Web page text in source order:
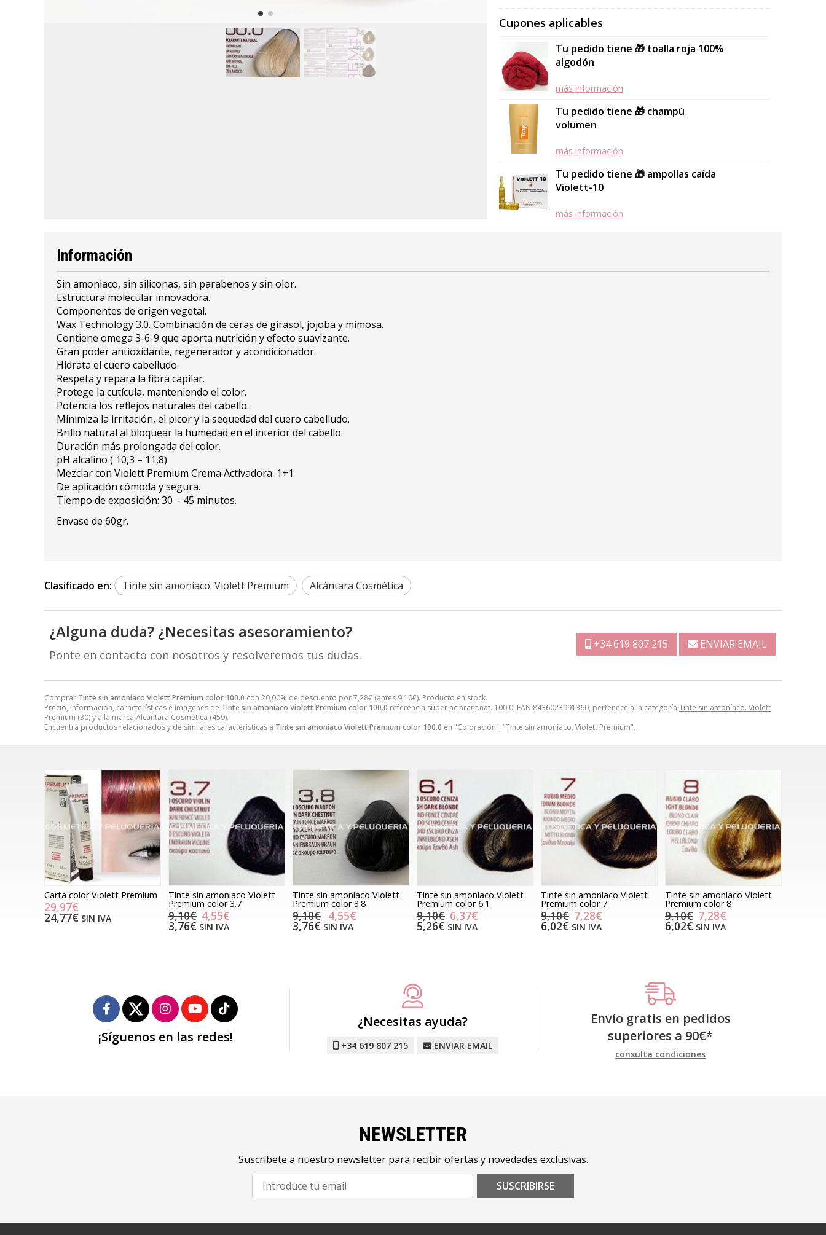
Cupones aplicables
Tu pedido tiene 🎁 toalla roja 100%
algodón
más información
Tu pedido tiene 🎁 champú
volumen
más información
Tu pedido tiene 🎁 ampollas caída
Violett-10
más información
Comprar Tinte sin amoníaco Violett Premium color 100.0 con 20,00% de descuento por7,28€ (antes 9,10€). Producto en stock.
Precio, información, características e imágenes de Tinte sin amoníaco Violett Premium color 100.0 referencia super aclarant.nat. 100.0, EAN 8436023991360, pertenece a la categoría Tinte sin amoníaco. Violett
Premium (30) y a la marca Alcántara Cosmética (459).
Encuentra productos relacionados y de similares características a Tinte sin amoníaco Violett Premium color 100.0 en "Coloración", "Tinte sin amoníaco. Violett Premium".
Información
Sin amoniaco, sin siliconas, sin parabenos y sin olor.
Estructura molecular innovadora.
Componentes de origen vegetal.
Wax Technology 3.0. Combinación de ceras de girasol, jojoba y mimosa.
Contiene omega 3-6-9 que aporta nutrición y efecto suavizante.
Gran poder antioxidante, regenerador y acondicionador.
Hidrata el cuero cabelludo.
Respeta y repara la fibra capilar.
Protege la cutícula, manteniendo el color.
Potencia los reflejos naturales del cabello.
Minimiza la irritación, el picor y la sequedad del cuero cabelludo.
Brillo natural al bloquear la humedad en el interior del cabello.
Duración más prolongada del color.
pH alcalino ( 10,3 – 11,8)
Mezclar con Violett Premium Crema Activadora: 1+1
De aplicación cómoda y segura.
Tiempo de exposición: 30 – 45 minutos.
Envase de 60gr.
Clasificado en: Tinte sin amoníaco. Violett Premium Alcántara Cosmética
¿Alguna duda? ¿Necesitas asesoramiento?
Ponte en contacto con nosotros y resolveremos tus dudas.
+34 619 807 215 ENVIAR EMAIL
Carta color Violett Premium
29,97€
24,77€ SIN IVA
Tinte sin amoníaco Violett
Premium color 3.7
9,10€ 4,55€
3,76€ SIN IVA
Tinte sin amoníaco Violett
Premium color 3.8
9,10€ 4,55€
3,76€ SIN IVA
Tinte sin amoníaco Violett
Premium color 6.1
9,10€ 6,37€
5,26€ SIN IVA
Tinte sin amoníaco Violett
Premium color 7
9,10€ 7,28€
6,02€ SIN IVA
Tinte sin amoníaco Violett
Premium color 8
9,10€ 7,28€
6,02€ SIN IVA
¡Síguenos en las redes!
¿Necesitas ayuda?
+34 619 807 215 ENVIAR EMAIL
Envío gratis en pedidos
superiores a 90€*
consulta condiciones
NEWSLETTER
Suscríbete a nuestro newsletter para recibir ofertas y novedades exclusivas.
SUSCRIBIRSE